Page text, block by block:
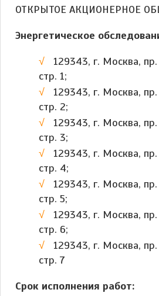
ОТКРЫТОЕ АКЦИОНЕРНОЕ
Энергетическое
129343, г. Москва,
стр. 1;
129343, г. Москва,
стр. 2;
129343, г. Москва,
стр. 3;
129343, г. Москва,
стр. 4;
129343, г. Москва,
стр. 5;
129343, г. Москва,
стр. 6;
129343, г. Москва,
стр. 7
Срок исполнения работ: